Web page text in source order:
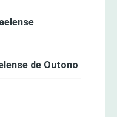
de Outono